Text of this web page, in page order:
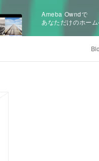
Ameba Owndで
あなただけのホー